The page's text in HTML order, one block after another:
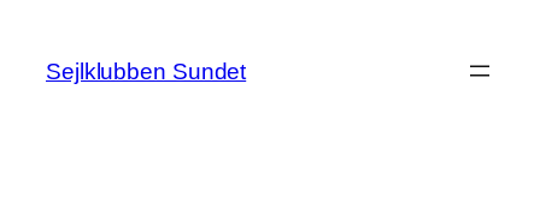
indhold
Sejlklubben Sundet